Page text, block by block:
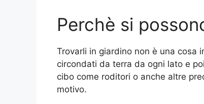
Perchè si
Trovarli in giardino non è una cosa
circondati da terra da ogni lato e
cibo come roditori o anche altre
motivo.